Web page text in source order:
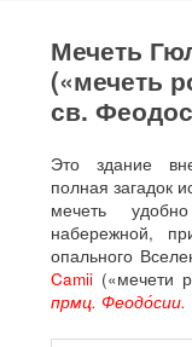
Мечеть
(«мечеть
св.
Это здание
полная загадок
мечеть
набережной,
опального
Camii («мечети
прмц. Феодо́сии.